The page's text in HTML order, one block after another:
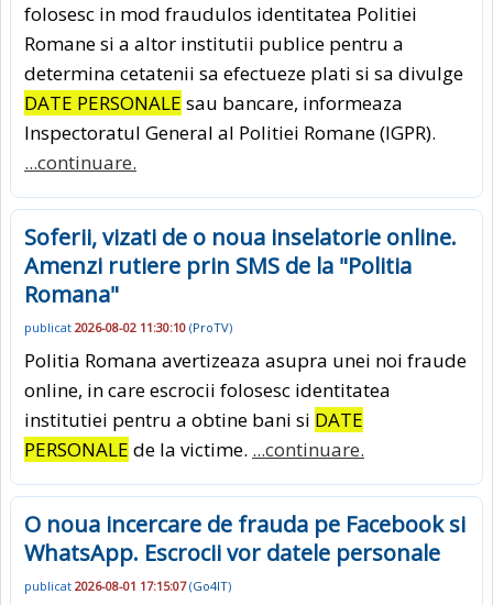
folosesc in mod fraudulos identitatea Politiei
Romane si a altor institutii publice pentru a
determina cetatenii sa efectueze plati si sa divulge
DATE PERSONALE sau bancare, informeaza
Inspectoratul General al Politiei Romane (IGPR).
...continuare.
Soferii, vizati de o noua inselatorie online.
Amenzi rutiere prin SMS de la "Politia
Romana"
publicat 2026-08-02 11:30:10 (ProTV)
Politia Romana avertizeaza asupra unei noi fraude
online, in care escrocii folosesc identitatea
institutiei pentru a obtine bani si DATE
PERSONALE de la victime. ...continuare.
O noua incercare de frauda pe Facebook si
WhatsApp. Escrocii vor datele personale
publicat 2026-08-01 17:15:07(Go4IT)